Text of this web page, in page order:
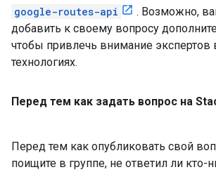
google-routes-api
. Возможно,
добавить к своему вопросу
чтобы привлечь внимание
технологиях.
Перед тем как задать вопрос на
Перед тем как опубликовать свой
поищите в группе, не ответил ли кто-